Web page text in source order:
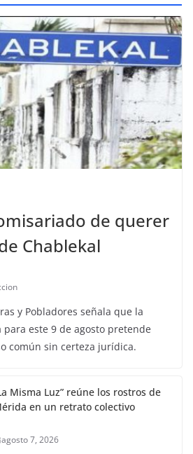
de querer
Chablekal
y Pobladores señala que la
para este 9 de agosto pretende
común sin certeza jurídica.
Misma Luz” reúne los rostros de
en un retrato colectivo
agosto 7, 2026